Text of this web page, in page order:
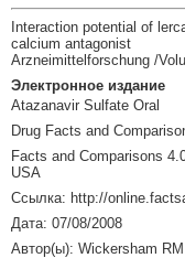
Interaction potential of
calcium antagonist
Arzneimittelforschung /
Электронное издание
Atazanavir Sulfate Oral
Drug Facts and
Facts and Comparisons
USA
Ссылка: http://
Дата: 07/08/2008
Автор(ы): Wickersham RM